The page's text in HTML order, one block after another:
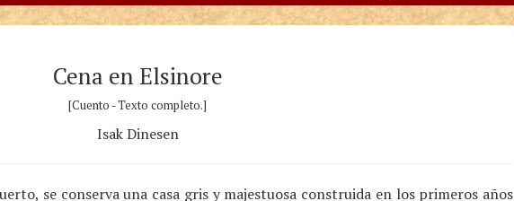
Cena en Elsinore
[Cuento - Texto completo.]
Isak Dinesen
se conserva una casa gris y majestuosa construida en los primeros años